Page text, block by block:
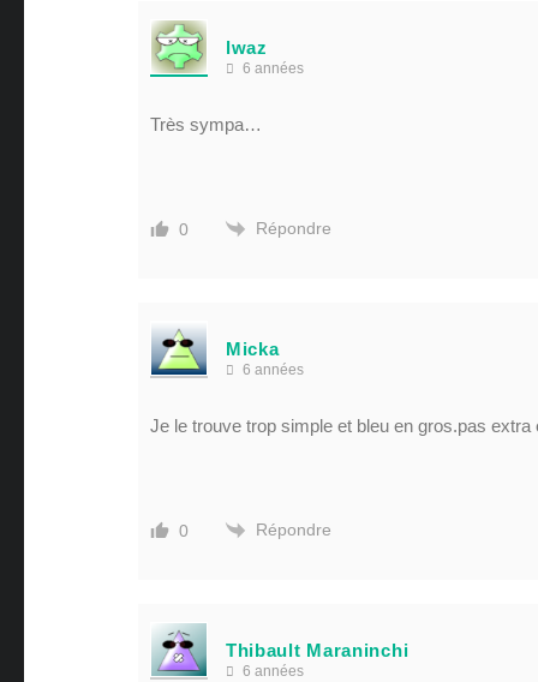
lwaz
6 années
Très sympa…
0 Répondre
Micka
6 années
Je le trouve trop simple et bleu en gros.pas extra
0 Répondre
Thibault Maraninchi
6 années